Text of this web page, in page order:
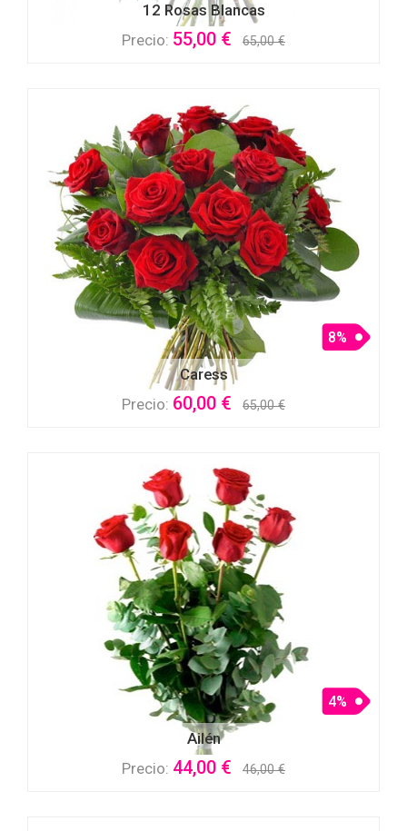
12 Rosas Blancas
Precio: 55,00 € 65,00 €
Caress
8%
Precio: 60,00 € 65,00 €
Ailén
4%
Precio: 44,00 € 46,00 €